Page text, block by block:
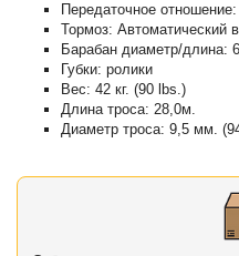
Передаточное
Тормоз: Автоматический
Барабан диаметр/длина:
Губки: ролики
Вес: 42 кг. (90 lbs.)
Длина троса: 28,0м.
Диаметр троса: 9,5 мм.